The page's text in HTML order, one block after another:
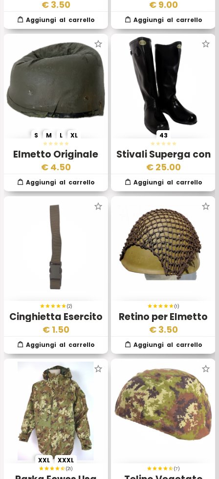
Italiano SCBT Roma
75
€ 3.50
Esercito Italiano
Mod 2003
€ 9.00
Elmetto Originale
Militare Italiano
Anni 2000 3 Scelta
S M L XL
€ 4.50
Stivali Superga con
Cinghietta –
Esercito Italiano
Genio
43
€ 25.00
(2)
Cinghietta Esercito
Italiano ITW Nexus
€ 1.50
(1)
Retino per Elmetto
M33 Esercito
Italiano
€ 3.50
(21)
XXL XXXL
(7)